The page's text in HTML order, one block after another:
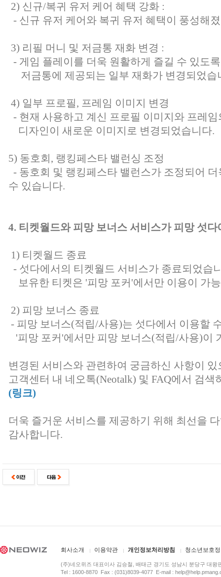
2) 신규/복귀 유저 케어 혜택 강화 :
- 신규 유저 케어와 복귀 유저 혜택이 풍성해
3) 리필 머니 및 저금통 재화 변경 :
- 게임 플레이를 더욱 원활하게 즐길 수 있도
저금통에 제공되는 일부 재화가 변경되었습
4) 일부 프로필, 프레임 이미지 변경
- 현재 사용하고 계신 프로필 이미지와 프레임
디자인이 새로운 이미지로 변경되었습니다.
5) 동호회, 랭킹페스타 밸런싱 조정
- 동호회 및 랭킹페스타 밸런스가 조정되어
수 있습니다.
4. 티켓월드와 피망 보너스 서비스가 피망 섯
1) 티켓월드 종료
- 섯다에서의 티켓월드 서비스가 종료되었습
보유한 티켓은 '피망 포커'에서만 이용이 가
2) 피망 보너스 종료
- 피망 보너스(적립/사용)는 섯다에서 이용할
'피망 포커'에서만 피망 보너스(적립/사용)이
변경된 서비스와 관련하여 궁금하신 사항이 있
고객센터 내 네오톡(Neotalk) 및 FAQ에서 검
(링크)
더욱 즐거운 서비스를 제공하기 위해 최선을
감사합니다.
회사소개 이용약관 개인정보처리방침 청소년보호
(주)네오위즈 대표이사 김승철, 배태근 경기도 성남시 분당구 대왕
Tel : 1600-8870 Fax : (031)8039-4077 E-mail :